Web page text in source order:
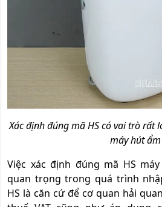
Xác định đúng mã HS có vai trò rất
máy hút ẩm
Việc xác định đúng mã HS
quan trọng trong quá trình
HS là căn cứ để cơ quan hải